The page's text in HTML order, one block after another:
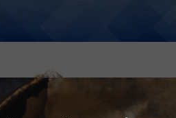
IN DEUTSCHLAND –
ALS